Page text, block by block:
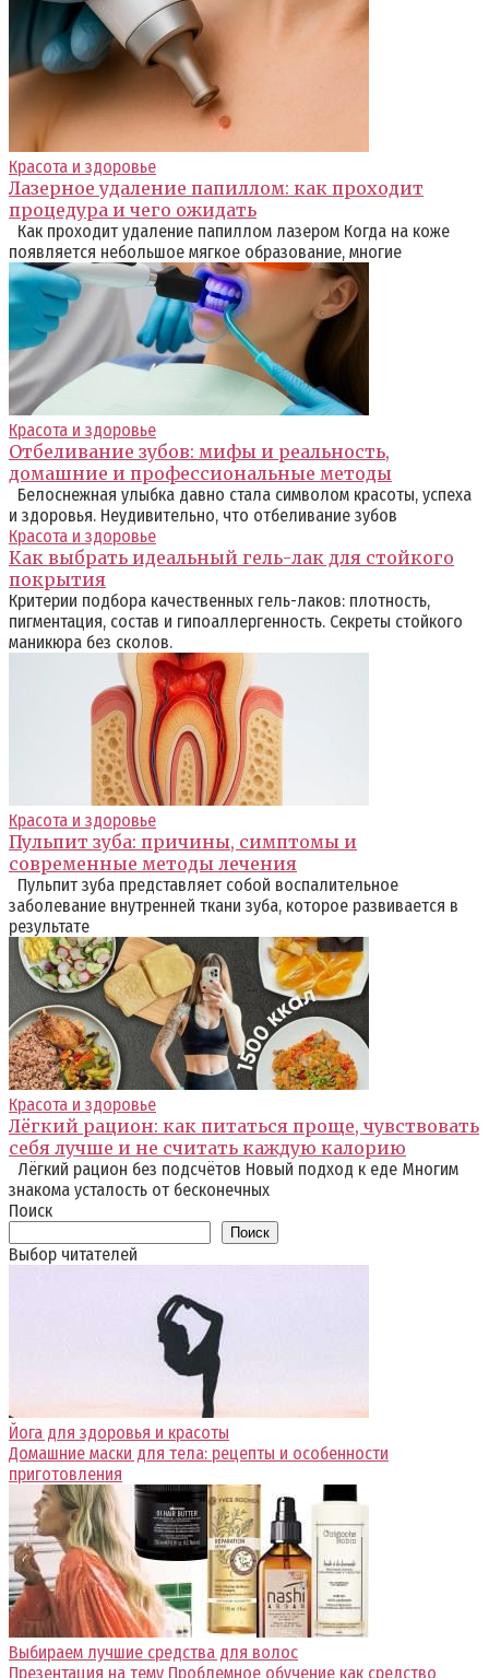
Красота и здоровье
Лазерное удаление папиллом: как проходит
процедура и чего ожидать
Как проходит удаление папиллом лазером Когда на коже
появляется небольшое мягкое образование, многие
Красота и здоровье
Отбеливание зубов: мифы и реальность,
домашние и профессиональные методы
Белоснежная улыбка давно стала символом красоты, успеха
и здоровья. Неудивительно, что отбеливание зубов
Красота и здоровье
Как выбрать идеальный гель-лак для стойкого
покрытия
Критерии подбора качественных гель-лаков: плотность,
пигментация, состав и гипоаллергенность. Секреты стойкого
маникюра без сколов.
Красота и здоровье
Пульпит зуба: причины, симптомы и
современные методы лечения
Пульпит зуба представляет собой воспалительное
заболевание внутренней ткани зуба, которое развивается в
результате
Красота и здоровье
Лёгкий рацион: как питаться проще, чувствовать
себя лучше и не считать каждую калорию
Лёгкий рацион без подсчётов Новый подход к еде Многим
знакома усталость от бесконечных
Поиск
Поиск
Выбор читателей
Йога для здоровья и красоты
Домашние маски для тела: рецепты и особенности
приготовления
Выбираем лучшие средства для волос
Презентация на тему Проблемное обучение как средство